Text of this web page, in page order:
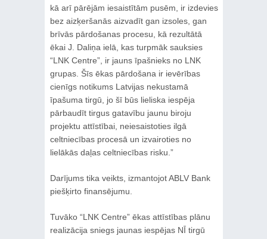
kā arī pārējām iesaistītām pusēm, ir izdevies
bez aizķeršanās aizvadīt gan izsoles, gan
brīvās pārdošanas procesu, kā rezultātā
ēkai J. Daliņa ielā, kas turpmāk sauksies
“LNK Centre”, ir jauns īpašnieks no LNK
grupas. Šīs ēkas pārdošana ir ievērības
cienīgs notikums Latvijas nekustamā
īpašuma tirgū, jo šī būs lieliska iespēja
pārbaudīt tirgus gatavību jaunu biroju
projektu attīstībai, neiesaistoties ilgā
celtniecības procesā un izvairoties no
lielākās daļas celtniecības risku.”
Darījums tika veikts, izmantojot ABLV Bank
piešķirto finansējumu.
Tuvāko “LNK Centre” ēkas attīstības plānu
realizācija sniegs jaunas iespējas NĪ tirgū